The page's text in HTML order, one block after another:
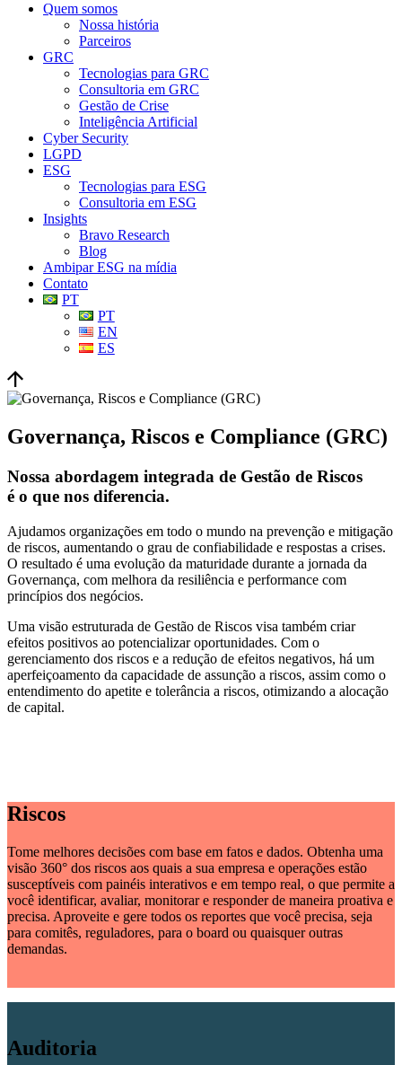
Quem somos
Nossa história
Parceiros
GRC
Tecnologias para GRC
Consultoria em GRC
Gestão de Crise
Inteligência Artificial
Cyber Security
LGPD
ESG
Tecnologias para ESG
Consultoria em ESG
Insights
Bravo Research
Blog
Ambipar ESG na mídia
Contato
PT
PT
EN
ES
Governança, Riscos e Compliance (GRC)
Nossa abordagem integrada de Gestão de Riscos
é o que nos diferencia.
Ajudamos organizações em todo o mundo na prevenção e mitigação
de riscos, aumentando o grau de confiabilidade e respostas a crises.
O resultado é uma evolução da maturidade durante a jornada da
Governança, com melhora da resiliência e performance com
princípios dos negócios.
Uma visão estruturada de Gestão de Riscos visa também criar
efeitos positivos ao potencializar oportunidades. Com o
gerenciamento dos riscos e a redução de efeitos negativos, há um
aperfeiçoamento da capacidade de assunção a riscos, assim como o
entendimento do apetite e tolerância a riscos, otimizando a alocação
de capital.
Riscos
Tome melhores decisões com base em fatos e dados. Obtenha uma
visão 360° dos riscos aos quais a sua empresa e operações estão
susceptíveis com painéis interativos e em tempo real, o que permite a
você identificar, avaliar, monitorar e responder de maneira proativa e
precisa. Aproveite e gere todos os reportes que você precisa, seja
para comitês, reguladores, para o board ou quaisquer outras
demandas.
Auditoria